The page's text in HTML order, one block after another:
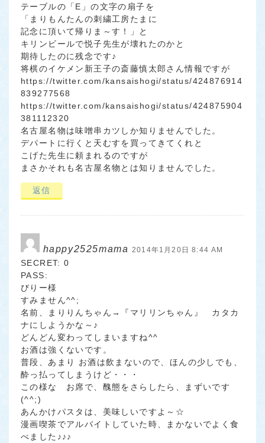
テーブルの「E」の文字の扇子を
「まりもんたんの刺繍工房たまに
記念に頂いて帰りま～す！」と
キリンビールで悦子先生が壊れたのかと
期待したのに残念です♪
将棋のイケメン新王子の斎藤慎太郎さん情報ですが
https://twitter.com/kansaishogi/status/424876914
839277568
https://twitter.com/kansaishogi/status/424875904
381112320
名古屋名物は味噌串カツしか知りませんでした。
デパートに行くと天むすを買ってきてくれと
こげた先生に頼まれるのですが
まさかそれも名古屋名物とは知りませんでした。
返信
happy2525mama 2014年1月20日 8:44 AM
SECRET: 0
PASS:
びりー様
すみません^^;
名前、まりりんちゃん→『マリリンちゃん』 カタカ
ナにしようかな～♪
どんどん変わってしまいますね^^
お酒は強くないです。
普段、あまり お酒は飲まないので、ほんの少しでも、
酔っ払ってしまうけど・・・
この様な お席で、醜態をさらしたら、まずいです
(^^;)
あんかけパスタは、美味しいですよ～☆
漫画喫茶でアルバイトしていた時、まかないでよく食
べました♪♪♪